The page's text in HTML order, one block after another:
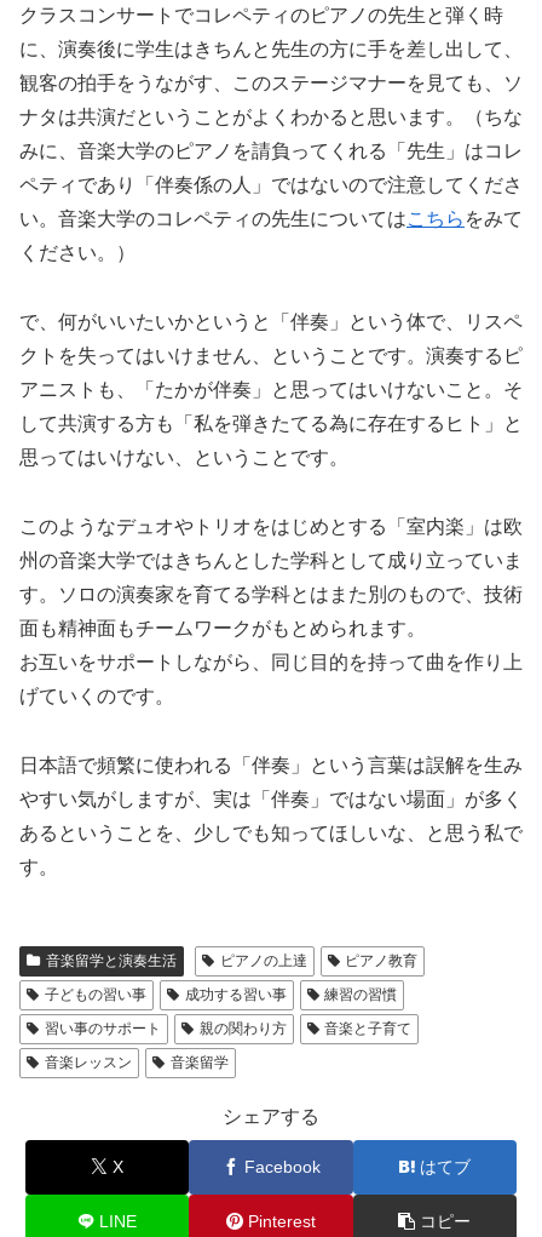
クラスコンサートでコレペティのピアノの先生と弾く時
に、演奏後に学生はきちんと先生の方に手を差し出して、
観客の拍手をうながす、このステージマナーを見ても、ソ
ナタは共演だということがよくわかると思います。（ちな
みに、音楽大学のピアノを請負ってくれる「先生」はコレ
ペティであり「伴奏係の人」ではないので注意してくださ
い。音楽大学のコレペティの先生についてはこちら をみて
ください。）
で、何がいいたいかというと「伴奏」という体で、リスペ
クトを失ってはいけません、ということです。演奏するピ
アニストも、「たかが伴奏」と思ってはいけないこと。そ
して共演する方も「私を弾きたてる為に存在するヒト」と
思ってはいけない、ということです。
このようなデュオやトリオをはじめとする「室内楽」は欧
州の音楽大学ではきちんとした学科として成り立っていま
す。ソロの演奏家を育てる学科とはまた別のもので、技術
面も精神面もチームワークがもとめられます。
お互いをサポートしながら、同じ目的を持って曲を作り上
げていくのです。
日本語で頻繁に使われる「伴奏」という言葉は誤解を生み
やすい気がしますが、実は「伴奏」ではない場面」が多く
あるということを、少しでも知ってほしいな、と思う私で
す。
音楽留学と演奏生活 ピアノの上達
ピアノ教育
子どもの習い事
成功する習い事
練習の習慣
習い事のサポート
親の関わり方
音楽と子育て
音楽レッスン
音楽留学
シェアする
X Facebook はてブ
LINE Pinterest コピー